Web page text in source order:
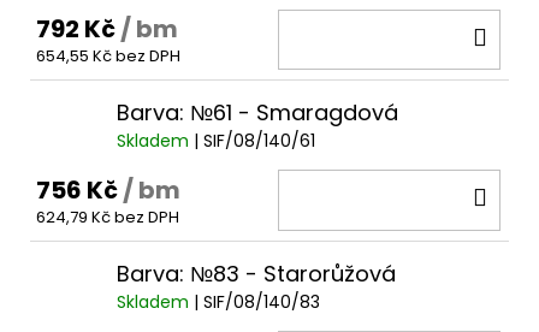
792 Kč/ bm
654,55 Kč bez DPH
Barva: №61 - Smaragdová
Skladem | SIF/08/140/61
756 Kč/ bm
624,79 Kč bez DPH
Barva: №83 - Starorůžová
Skladem | SIF/08/140/83